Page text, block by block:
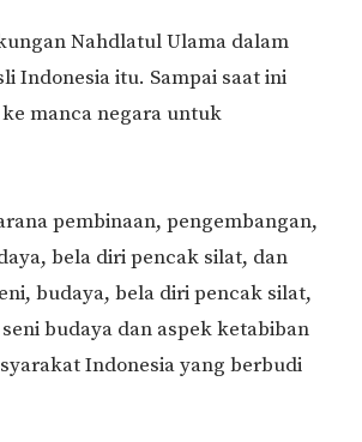
Nahdlatul Ulama dalam
Indonesia itu. Sampai saat ini
manca negara untuk
pembinaan, pengembangan,
bela diri pencak silat, dan
budaya, bela diri pencak silat,
budaya dan aspek ketabiban
Indonesia yang berbudi